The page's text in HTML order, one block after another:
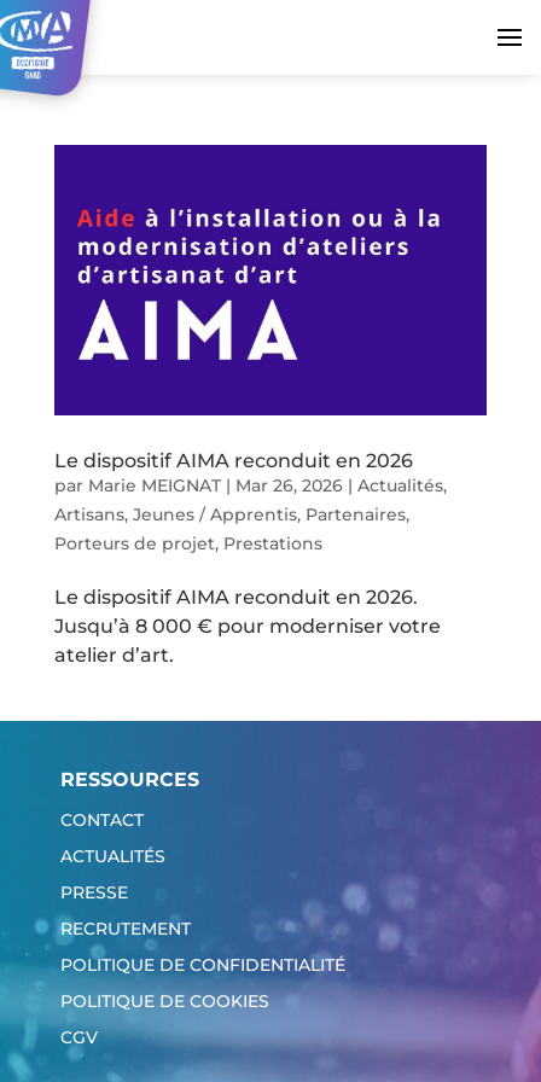
Le dispositif AIMA reconduit en 2026
par Marie MEIGNAT| Mar 26, 2026| Actualités,
Artisans, Jeunes / Apprentis, Partenaires,
Porteurs de projet, Prestations
Le dispositif AIMA reconduit en 2026.
Jusqu’à 8 000 € pour moderniser votre
atelier d’art.
RESSOURCES
CONTACT
ACTUALITÉS
PRESSE
RECRUTEMENT
POLITIQUE DE CONFIDENTIALITÉ
POLITIQUE DE COOKIES
CGV